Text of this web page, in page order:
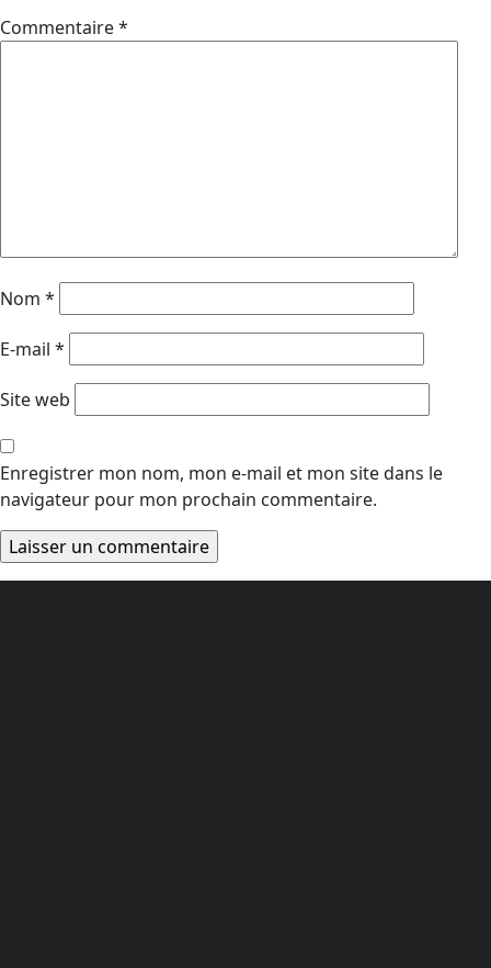
Commentaire*
Nom *
E-mail *
Site web
Enregistrer mon nom, mon e-mail et mon site dans le
navigateur pour mon prochain commentaire.